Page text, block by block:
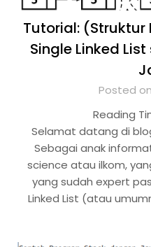
Tutorial:
Single Linked
Posted
Reading
Selamat datang di
Sebagai anak
science atau ilkom,
yang sudah expert
Linked List (atau